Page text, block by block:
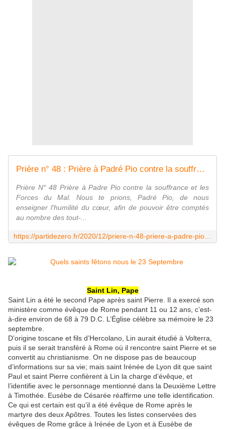
Prière n° 48 : Prière à Padré Pio contre la souffrance et les Forces du Mal - manuel de prières de guérison, soins, grâces. trouvez la votre
Prière N° 48 Prière à Padre Pio contre la souffrance et les
Forces du Mal. Nous te prions, Padré Pio, de nous
enseigner l'humilité du cœur, afin de pouvoir être comptés
au nombre des tout-...
Saint Lin, Pape
Saint Lin a été le second Pape après saint Pierre. Il a exercé son
ministère comme évêque de Rome pendant 11 ou 12 ans, c’est-
à-dire environ de 68 à 79 D.C. L’Église célèbre sa mémoire le 23
septembre.
D’origine toscane et fils d’Hercolano, Lin aurait étudié à Volterra,
puis il se serait transféré à Rome où il rencontre saint Pierre et se
convertit au christianisme. On ne dispose pas de beaucoup
d’informations sur sa vie; mais saint Irénée de Lyon dit que saint
Paul et saint Pierre confièrent à Lin la charge d’évêque, et
l’identifie avec le personnage mentionné dans la Deuxième Lettre
à Timothée. Eusèbe de Césarée réaffirme une telle identification.
Ce qui est certain est qu’il a été évêque de Rome après le
martyre des deux Apôtres. Toutes les listes conservées des
évêques de Rome grâce à Irénée de Lyon et à Eusèbe de